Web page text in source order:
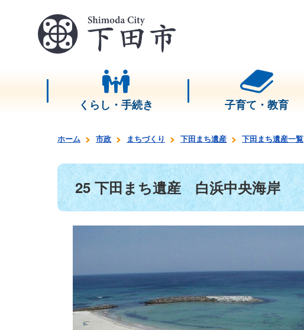
くらし・手続き 子育て・教育
ホーム 市政 まちづくり 下田まち遺産 下田まち遺産一覧
25 下田まち遺産 白浜中央海岸